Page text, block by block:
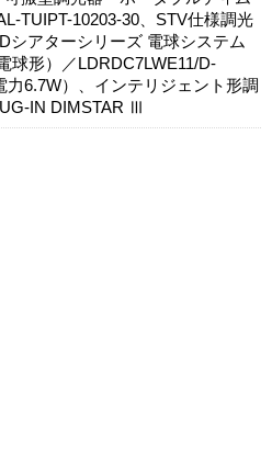
TUIPT-10203-30、STV仕様調光
シアターシリーズ 電球システム
球形）／LDRDC7LWE11/D-
力6.7W）、インテリジェント形調
IN DIMSTAR Ⅲ